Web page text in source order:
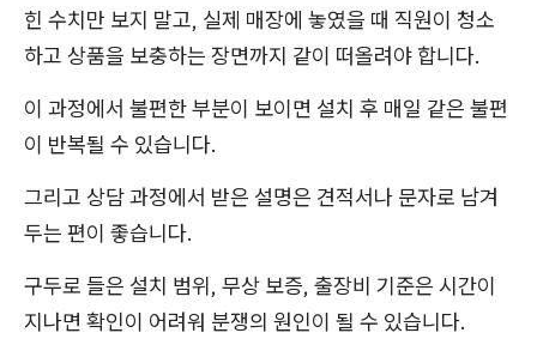
힌 수치만 보지 말고, 실제 매장에 놓였을 때 직원이 청소
하고 상품을 보충하는 장면까지 같이 떠올려야 합니다.
이 과정에서 불편한 부분이 보이면 설치 후 매일 같은 불편
이 반복될 수 있습니다.
그리고 상담 과정에서 받은 설명은 견적서나 문자로 남겨
두는 편이 좋습니다.
구두로 들은 설치 범위, 무상 보증, 출장비 기준은 시간이
지나면 확인이 어려워 분쟁의 원인이 될 수 있습니다.